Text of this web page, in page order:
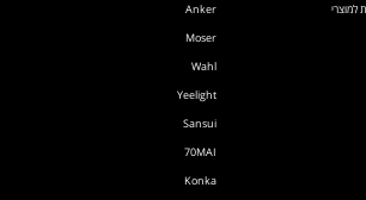
למוצרי
Anker
Moser
Wahl
Yeelight
Sansui
70MAI
Konka